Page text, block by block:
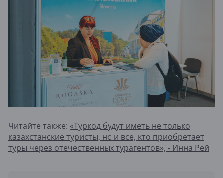
Читайте также: «Туркод будут иметь не только
казахстанские туристы, но и все, кто приобретает
туры через отечественных турагентов», - Инна Рей